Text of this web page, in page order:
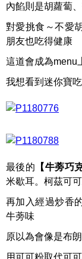
內餡則是胡蘿蔔
對愛挑食～不愛
朋友也吃得健康
這道會成為menu
我想看到迷你寶
最後的 【牛蒡巧
米歇耳。柯茲可
再加入經過炒香
牛蒡味
原以為會像是布
用可可粉取代可